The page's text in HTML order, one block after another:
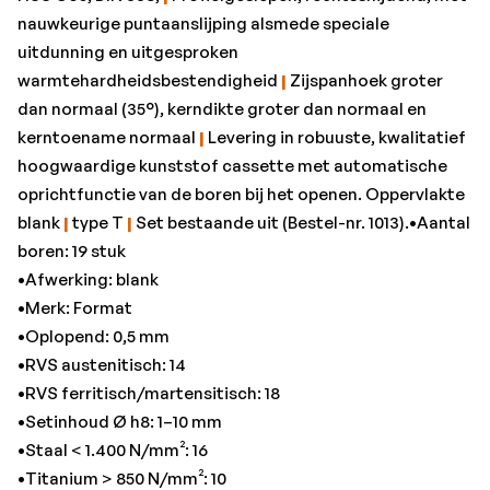
•Staal < 1.400 N/mm²: 16
•Titanium > 850 N/mm²: 10
nauwkeurige puntaanslijping alsmede speciale
uitdunning en uitgesproken
warmtehardheidsbestendigheid | Zijspanhoek groter
dan normaal (35°), kerndikte groter dan normaal en
kerntoename normaal | Levering in robuuste, kwalitatief
hoogwaardige kunststof cassette met automatische
oprichtfunctie van de boren bij het openen. Oppervlakte
blank | type T | Set bestaande uit (Bestel-nr. 1013).•Aantal
boren: 19 stuk
•Afwerking: blank
•Merk: Format
•Oplopend: 0,5 mm
•RVS austenitisch: 14
•RVS ferritisch/martensitisch: 18
•Setinhoud Ø h8: 1–10 mm
•Staal < 1.400 N/mm²: 16
•Titanium > 850 N/mm²: 10